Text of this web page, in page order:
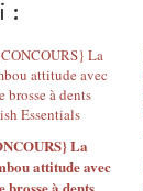
:
La
attitude avec